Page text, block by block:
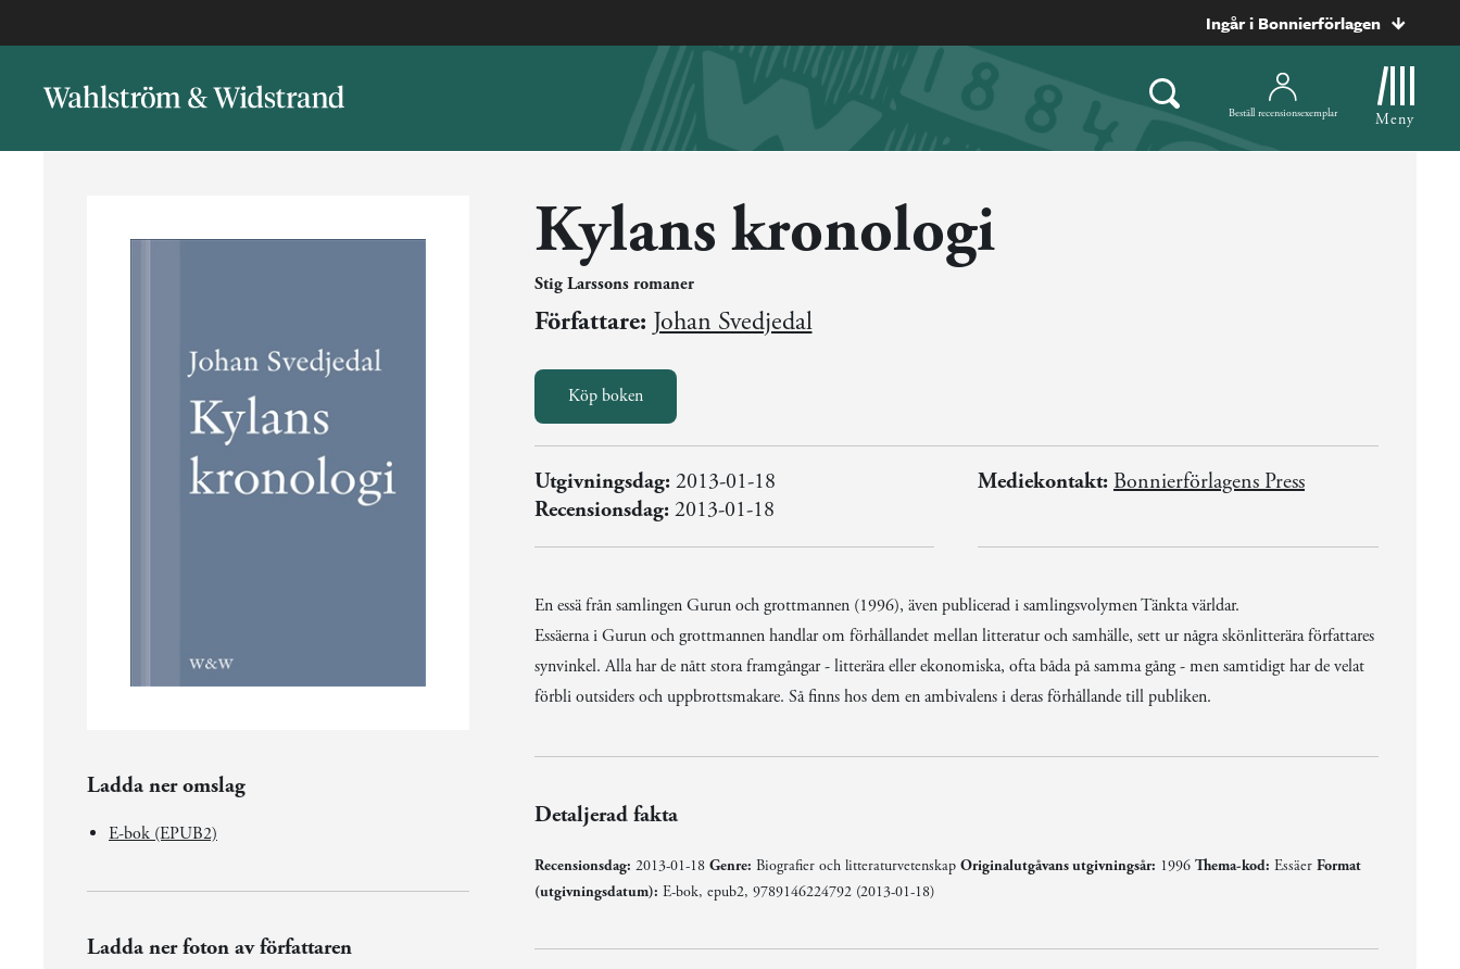
Ingår i Bonnierförlagen
Beställ recensionsexemplar Meny
Ladda ner omslag
E-bok (EPUB2)
Ladda ner foton av författaren
Kylans kronologi
Stig Larssons romaner
Författare: Johan Svedjedal
Köp boken
Utgivningsdag:2013-01-18
Recensionsdag:2013-01-18
Mediekontakt: Bonnierförlagens Press
En essä från samlingen Gurun och grottmannen (1996), även publicerad i samlingsvolymen Tänkta världar.
Essäerna i Gurun och grottmannen handlar om förhållandet mellan litteratur och samhälle, sett ur några skönlitterära författares
synvinkel. Alla har de nått stora framgångar - litterära eller ekonomiska, ofta båda på samma gång - men samtidigt har de velat
förbli outsiders och uppbrottsmakare. Så finns hos dem en ambivalens i deras förhållande till publiken.
Detaljerad fakta
Recensionsdag: 2013-01-18 Genre: Biografier och litteraturvetenskap Originalutgåvans utgivningsår: 1996 Thema-kod: Essäer Format
(utgivningsdatum): E-bok, epub2, 9789146224792 (2013-01-18)